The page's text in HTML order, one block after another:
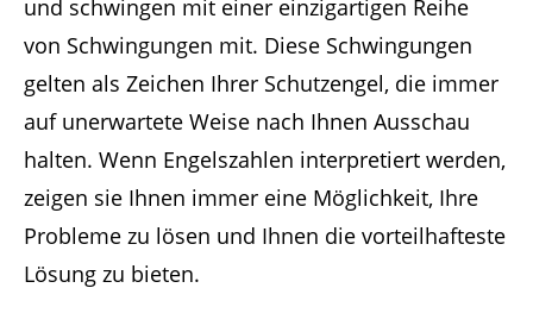
und schwingen mit einer einzigartigen Reihe
von Schwingungen mit. Diese Schwingungen
gelten als Zeichen Ihrer Schutzengel, die immer
auf unerwartete Weise nach Ihnen Ausschau
halten. Wenn Engelszahlen interpretiert werden,
zeigen sie Ihnen immer eine Möglichkeit, Ihre
Probleme zu lösen und Ihnen die vorteilhafteste
Lösung zu bieten.